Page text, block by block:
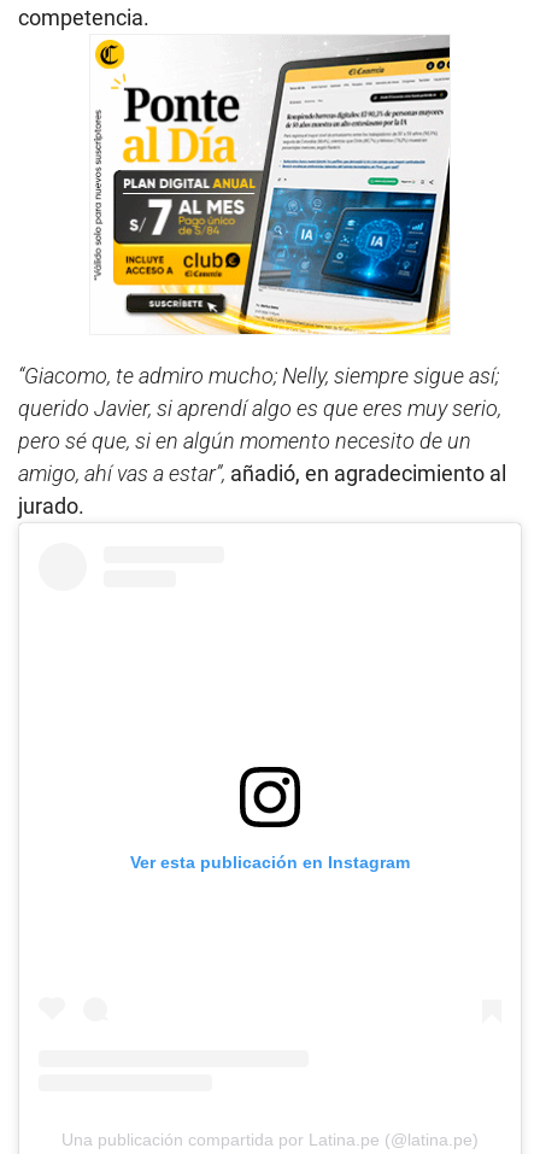
competencia.
“Giacomo, te admiro mucho; Nelly, siempre sigue así;
querido Javier, si aprendí algo es que eres muy serio,
pero sé que, si en algún momento necesito de un
amigo, ahí vas a estar”, añadió, en agradecimiento al
jurado.
Ver esta publicación en Instagram
Una publicación compartida por Latina.pe (@latina.pe)